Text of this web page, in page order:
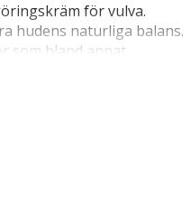
för vulva.
hudens naturliga balans.
som bland annat
och lugnande
kan lämnas kvar på
också torkas av då den